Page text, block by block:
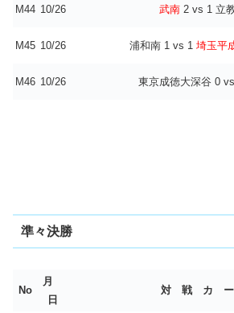
M44 10/26 武南2 vs 1 立
M45 10/26 浦和南 1 vs 1 埼玉平
M46 10/26 東京成徳大深谷 0
準々決勝
No
月
日
対 戦 カ